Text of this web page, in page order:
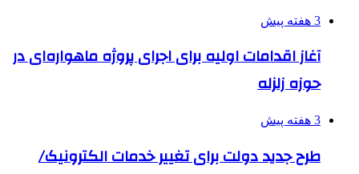
3 هفته پیش
آغاز اقدامات اولیه برای اجرای پروژه ماهواره‌ای در
حوزه زلزله
3 هفته پیش
طرح جدید دولت برای تغییر خدمات الکترونیک/